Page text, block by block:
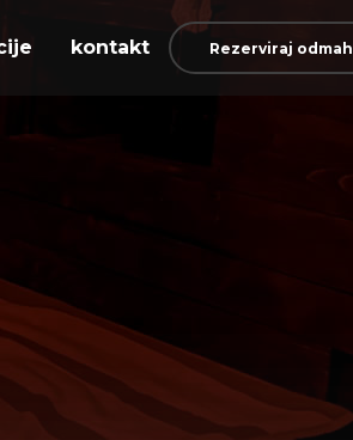
kontakt Rezerviraj odmah